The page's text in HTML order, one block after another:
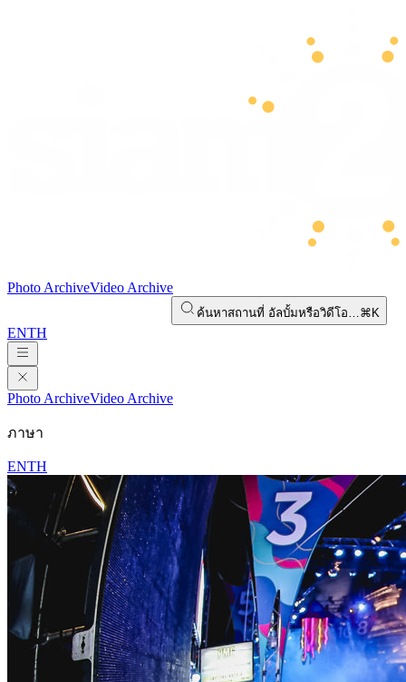
Photo ArchiveVideo Archive
ค้นหาสถานที่ อัลบั้มหรือวิดีโอ…⌘K
ENTH
Photo ArchiveVideo Archive
ภาษา
ENTH